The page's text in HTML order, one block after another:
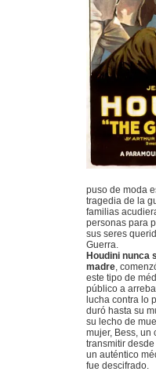
puso de moda
tragedia de la
familias
personas para
sus seres
Guerra.
Houdini nunca
madre,
este tipo de
público a
lucha contra lo
duró hasta su
su lecho de
mujer, Bess, un
transmitir
un auténtico
fue descifrado.